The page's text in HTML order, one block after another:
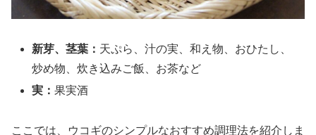
新芽、茎葉： 天ぷら、汁の実、和え物、おひたし、
炒め物、炊き込みご飯、お茶など
実：果実酒
ここでは、ウコギのシンプルなおすすめ調理法を紹介しま